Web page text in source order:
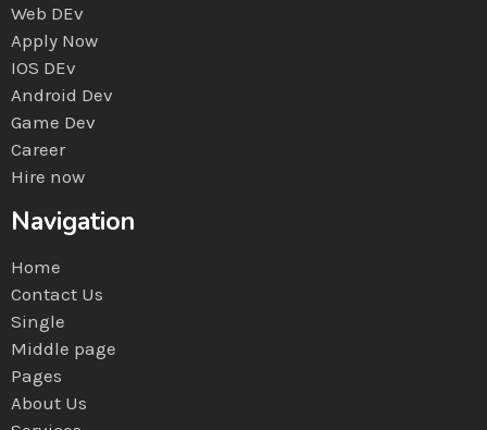
Web DEv
Apply Now
IOS DEv
Android Dev
Game Dev
Career
Hire now
Navigation
Home
Contact Us
Single
Middle page
Pages
About Us